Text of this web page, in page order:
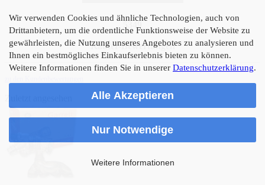
Wir verwenden Cookies und ähnliche Technologien, auch von
Drittanbietern, um die ordentliche Funktionsweise der Website zu
gewährleisten, die Nutzung unseres Angebotes zu analysieren und
Ihnen ein bestmögliches Einkaufserlebnis bieten zu können.
Weitere Informationen finden Sie in unserer Datenschutzerklärung.
Alle Akzeptieren
Nur Notwendige
Weitere Informationen
5349
Käufer-Bewertungen